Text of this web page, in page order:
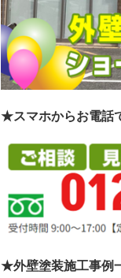
★スマホからお電話
★外壁塗装施工事例